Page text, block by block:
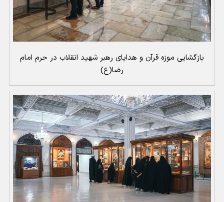
بازگشایی موزه قرآن و هدایای رهبر شهید انقلاب در حرم امام
رضا(ع)